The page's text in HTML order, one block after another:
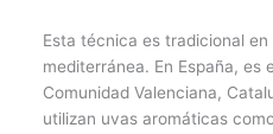
Esta técnica es tradicional
mediterránea. En España, es
Comunidad Valenciana,
utilizan uvas aromáticas